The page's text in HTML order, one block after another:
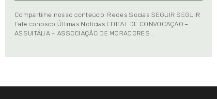
Compartilhe nosso conteúdo: Redes Socias SEGUIR SEGUIR
Fale conosco Últimas Notícias EDITAL DE CONVOCAÇÃO –
ASSUITÁLIA – ASSOCIAÇÃO DE MORADORES …